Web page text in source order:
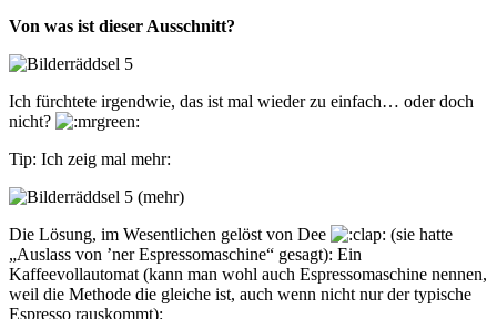
Von was ist dieser Ausschnitt?
Ich fürchtete irgendwie, das ist mal wieder zu einfach… oder doch
nicht?
Tip: Ich zeig mal mehr:
Die Lösung, im Wesentlichen gelöst von Dee
(sie hatte
„Auslass von ’ner Espressomaschine“ gesagt): Ein
Kaffeevollautomat (kann man wohl auch Espressomaschine nennen,
weil die Methode die gleiche ist, auch wenn nicht nur der typische
Espresso rauskommt):